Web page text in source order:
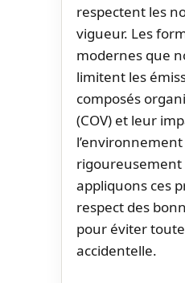
respectent les
vigueur. Les
modernes que
limitent les
composés
(COV) et leur
appliquons ces
respect des
pour éviter
accidentelle.